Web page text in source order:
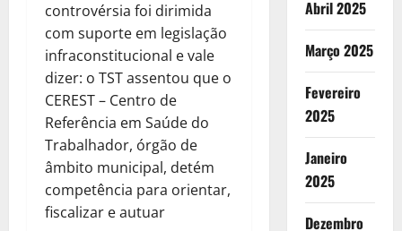
controvérsia foi dirimida
com suporte em legislação
infraconstitucional e vale
dizer: o TST assentou que o
CEREST – Centro de
Referência em Saúde do
Trabalhador, órgão de
âmbito municipal, detém
competência para orientar,
fiscalizar e autuar
Abril 2025
Março 2025
Fevereiro
2025
Janeiro
2025
Dezembro